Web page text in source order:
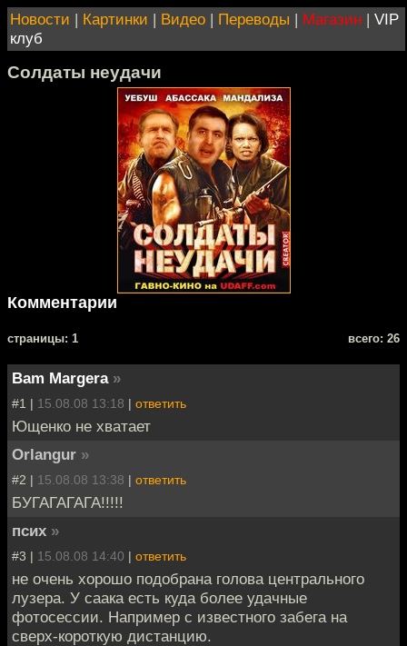
Новости | Картинки | Видео | Переводы | Магазин | VIP
клуб
Солдаты неудачи
Комментарии
cтраницы: 1 всего: 26
Bam Margera »
#1 | 15.08.08 13:18 | ответить
Ющенко не хватает
Orlangur »
#2 | 15.08.08 13:38 | ответить
БУГАГАГАГА!!!!!
псих »
#3 | 15.08.08 14:40 | ответить
не очень хорошо подобрана голова центрального
лузера. У саака есть куда более удачные
фотосессии. Например с известного забега на
сверх-короткую дистанцию.